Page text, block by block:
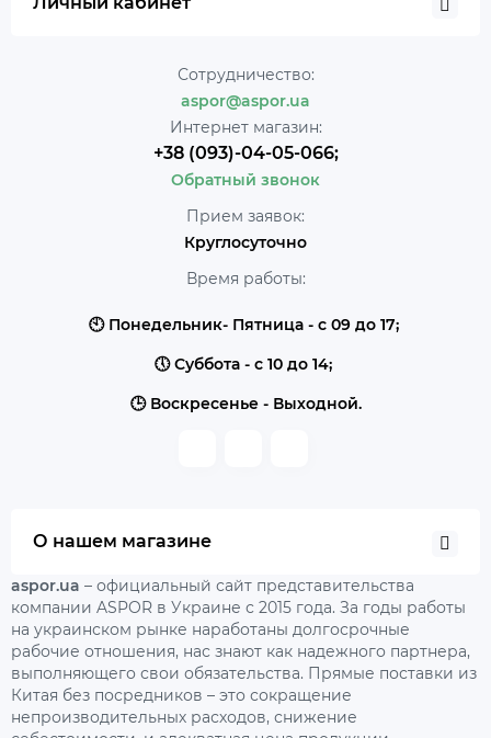
Сотрудничество:
aspor@aspor.ua
Интернет магазин:
+38 (093)-04-05-066;
Обратный звонок
Прием заявок:
Круглосуточно
Время работы:
🕙 Понедельник- Пятница - с 09 до 17;
🕔 Суббота - с 10 до 14;
🕒 Воскресенье - Выходной.
О нашем магазине
aspor.ua – официальный сайт представительства
компании ASPOR в Украине с 2015 года. За годы работы
на украинском рынке наработаны долгосрочные
рабочие отношения, нас знают как надежного партнера,
выполняющего свои обязательства. Прямые поставки из
Китая без посредников – это сокращение
непроизводительных расходов, снижение